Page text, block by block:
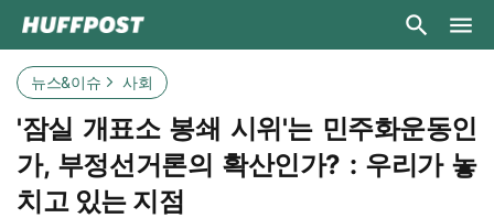
뉴스&이슈 사회
'잠실 개표소 봉쇄 시위'는 민주화운동인
가, 부정선거론의 확산인가? : 우리가 놓
치고 있는 지점